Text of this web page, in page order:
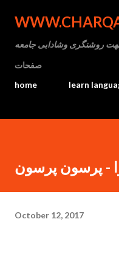
Skip
روشنگری وشادابی جامعه
صفحات
home
learn
- پرسون پرسون
October 12, 2017